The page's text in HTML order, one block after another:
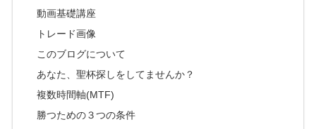
動画基礎講座
トレード画像
このブログについて
あなた、聖杯探しをしてませんか？
複数時間軸(MTF)
勝つための３つの条件